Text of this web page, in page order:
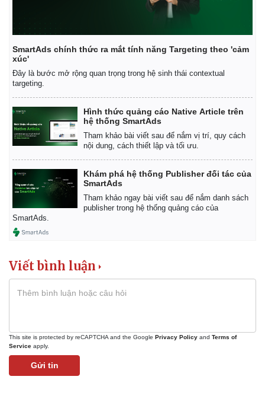
Kinh tế
Khởi nghiệp
Thị trường
Tỷ giá
Chứng khoán
Giá cà phê
SmartAds chính thức ra mắt tính năng Targeting theo 'cảm
xúc'
Đây là bước mở rộng quan trọng trong hệ sinh thái contextual
targeting.
Hình thức quảng cáo Native Article trên
hệ thống SmartAds
Tham khảo bài viết sau để nắm vị trí, quy cách
nội dung, cách thiết lập và tối ưu.
Khám phá hệ thống Publisher đối tác của
SmartAds
Tham khảo ngay bài viết sau để nắm danh sách
publisher trong hệ thống quảng cáo của
SmartAds.
Viết bình luận
This site is protected by reCAPTCHA and the Google Privacy Policy and Terms of
Service apply.
Gửi tin